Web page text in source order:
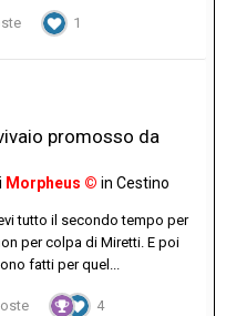
1
promosso da
Morpheus © in Cestino
tutto il secondo tempo per
per colpa di Miretti. E poi
fatti per quel...
4